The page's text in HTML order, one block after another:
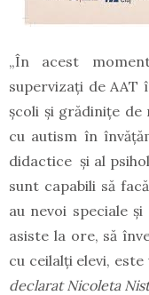
„În acest
supervizați de AAT
școli și grădinițe de
cu autism în
didactice şi al
sunt capabili să
au nevoi speciale
asiste la ore, să
cu ceilalţi elevi,
declarat Nicoleta